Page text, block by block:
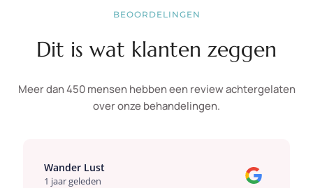
BEOORDELINGEN
Dit is wat klanten zeggen
Meer dan 450 mensen hebben een review achtergelaten
over onze behandelingen.
Wander Lust
1 jaar geleden